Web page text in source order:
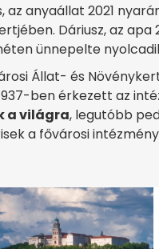
az anyaállat 2021
Dáriusz, az
ünnepelte
Állat- és
ben érkezett az
a világra, legutóbb
a fővárosi